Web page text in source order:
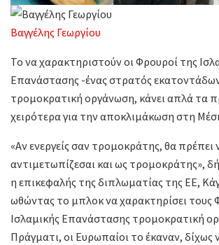
Βαγγέλης Γεωργίου
Το να χαρακτηριστούν οι Φρουροί της
Επανάστασης -ένας στρατός
τρομοκρατική οργάνωση, κάνει απλά τα
χειρότερα για την αποκλιμάκωση στη
«Αν ενεργείς σαν τρομοκράτης, θα πρέπει
αντιμετωπίζεσαι και ως τρομοκράτης»,
η επικεφαλής της διπλωματίας της ΕΕ,
ωθώντας το μπλοκ να χαρακτηρίσει τους
Ισλαμικής Επανάστασης τρομοκρατική
Πράγματι, οι Ευρωπαίοι το έκαναν, δίχως